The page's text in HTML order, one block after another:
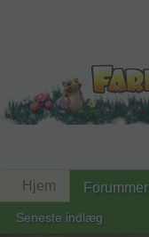
Hjem Forummer
Seneste indlæg